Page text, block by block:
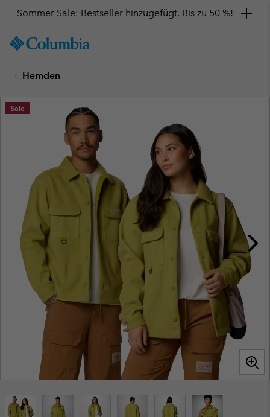
TO
SKIP
MAIN
NAV
Sommer Sale: Bestseller hinzugefügt. Bis zu 50 %!
Hemden
Sale